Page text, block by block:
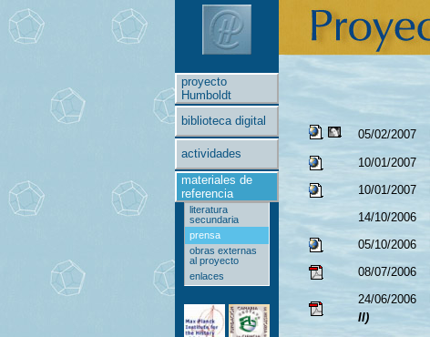
proyecto
Humboldt
biblioteca digital
actividades
materiales de
referencia
literatura
secundaria
prensa
obras externas
al proyecto
enlaces
05/02/2007
10/01/2007
10/01/2007
14/10/2006
05/10/2006
08/07/2006
24/06/2006
II)